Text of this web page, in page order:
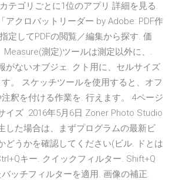
テゴリごとに1位のアプリ 詳細を見る.
アクロバットリーダー by Adobe: PDF作
定してPDFの閲覧／編集から探す. 価
Measure(測定)ツールは測定以外に、.
がないオブジェ. クト用に、セルサイズ
。 スケッチツールを使用すると、オフ
釈を付ける作業を. 行えます。 4ページ
イズ 2016年5月6日 Zoner Photo Studio
した場合は、まずプログラムの最新ビ
どうかを確認してください(ビル. ドとは
キー. クイックフィルター. Shift+Q
ッチフィルターを適用. 画像の補正.